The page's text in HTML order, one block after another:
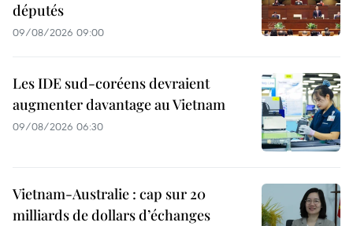
députés
09/08/2026 09:00
Les IDE sud-coréens devraient
augmenter davantage au Vietnam
09/08/2026 06:30
Vietnam-Australie : cap sur 20
milliards de dollars d’échanges